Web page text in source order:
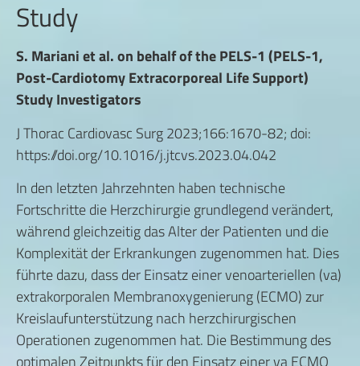
Study
S. Mariani et al. on behalf of the PELS-1 (PELS-1,
Post-Cardiotomy Extracorporeal Life Support)
Study Investigators
J Thorac Cardiovasc Surg 2023;166:1670-82; doi:
https://doi.org/10.1016/j.jtcvs.2023.04.042
In den letzten Jahrzehnten haben technische
Fortschritte die Herzchirurgie grundlegend verändert,
während gleichzeitig das Alter der Patienten und die
Komplexität der Erkrankungen zugenommen hat. Dies
führte dazu, dass der Einsatz einer venoarteriellen (va)
extrakorporalen Membranoxygenierung (ECMO) zur
Kreislaufunterstützung nach herzchirurgischen
Operationen zugenommen hat. Die Bestimmung des
optimalen Zeitpunkts für den Einsatz einer va ECMO